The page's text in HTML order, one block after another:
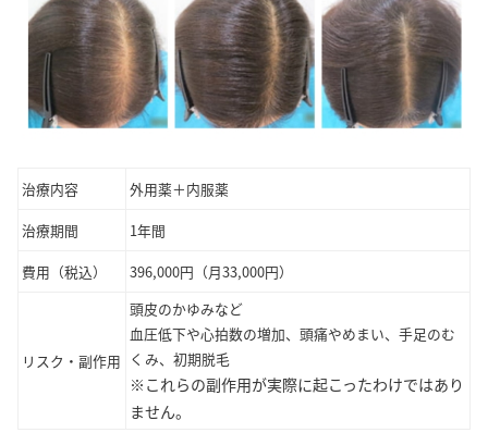
治療内容
外用薬＋内服薬
治療期間
1年間
費用（税込）
396,000円（月33,000円）
リスク・副作用
頭皮のかゆみなど
血圧低下や心拍数の増加、頭痛やめまい、手足のむ
くみ、初期脱毛
※これらの副作用が実際に起こったわけではあり
ません。